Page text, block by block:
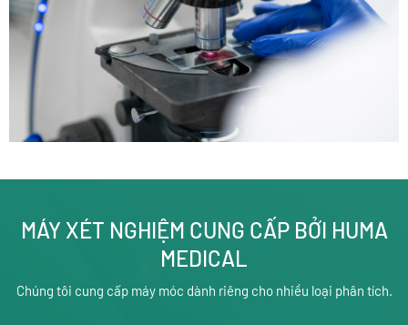
MÁY XÉT NGHIỆM CUNG CẤP BỞI HUMA
MEDICAL
Chúng tôi cung cấp máy móc dành riêng cho nhiều loại phân tích.